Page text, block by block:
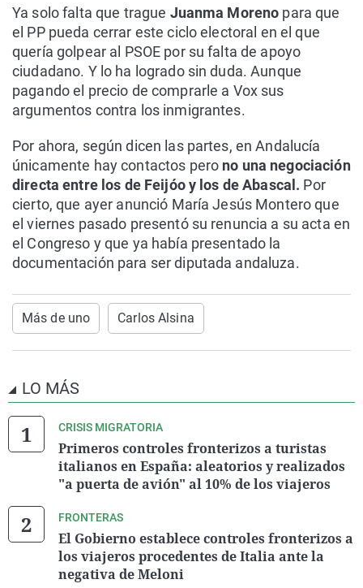
Ya solo falta que trague Juanma Moreno para que
el PP pueda cerrar este ciclo electoral en el que
quería golpear al PSOE por su falta de apoyo
ciudadano. Y lo ha logrado sin duda. Aunque
pagando el precio de comprarle a Vox sus
argumentos contra los inmigrantes.
Por ahora, según dicen las partes, en Andalucía
únicamente hay contactos pero no una negociación
directa entre los de Feijóo y los de Abascal. Por
cierto, que ayer anunció María Jesús Montero que
el viernes pasado presentó su renuncia a su acta en
el Congreso y que ya había presentado la
documentación para ser diputada andaluza.
Más de uno Carlos Alsina
LO MÁS
CRISIS MIGRATORIA
Primeros controles fronterizos a turistas
italianos en España: aleatorios y realizados
"a puerta de avión" al 10% de los viajeros
FRONTERAS
El Gobierno establece controles fronterizos a
los viajeros procedentes de Italia ante la
negativa de Meloni